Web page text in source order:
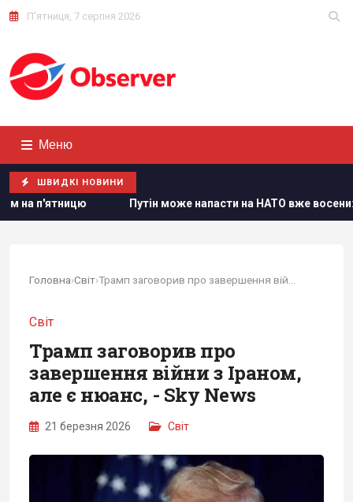
П'ятниця, 7 серпня 2026
Меню
ШВИДКІ НОВИНИ
може напасти на НАТО вже восени: розвідка США
Головна›Світ›
Світ
Трамп заговорив про
завершення війни з Іраном,
але є нюанс, - Sky News
21 березня 2026 Світ